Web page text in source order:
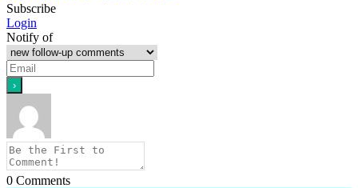
Subscribe
Login
Notify of
0 Comments